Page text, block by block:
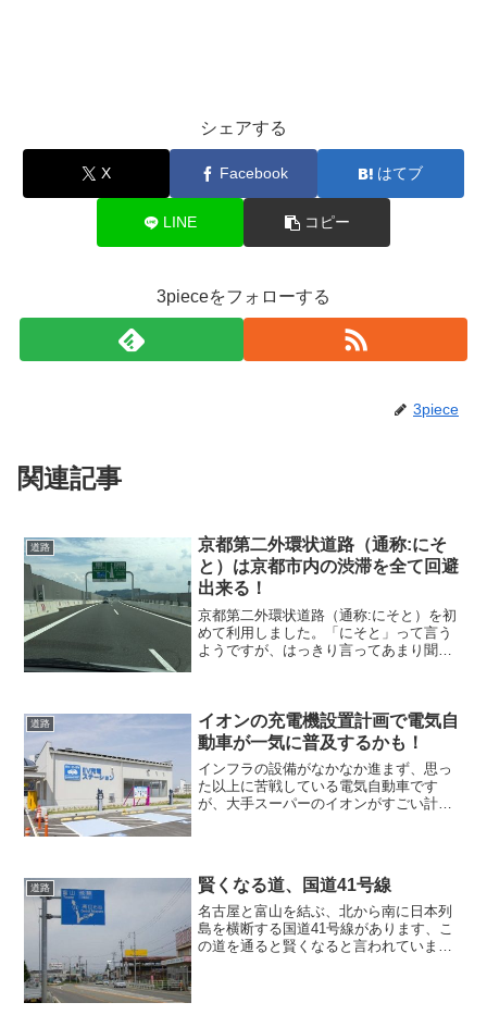
シェアする
X Facebook はてブ
LINE コピー
3pieceをフォローする
3piece
関連記事
道路
京都第二外環状道路（通称:にそ
と）は京都市内の渋滞を全て回避
出来る！
京都第二外環状道路（通称:にそと）を初
めて利用しました。「にそと」って言う
ようですが、はっきり言ってあまり聞き
貫道の沓掛IC～大山...
道路
イオンの充電機設置計画で電気自
動車が一気に普及するかも！
インフラの設備がなかなか進まず、思っ
た以上に苦戦している電気自動車です
が、大手スーパーのイオンがすごい計画
充電ステーションを...
道路 賢くなる道、国道41号線
名古屋と富山を結ぶ、北から南に日本列
島を横断する国道41号線があります、こ
の道を通ると賢くなると言われていま